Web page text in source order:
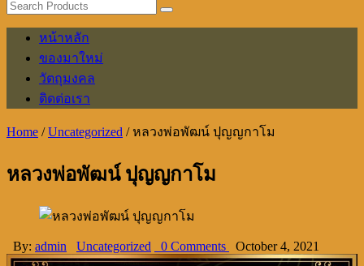
หน้าหลัก
ของมาใหม่
วัตถุมงคล
ติดต่อเรา
Home /Uncategorized /หลวงพ่อพัฒน์ ปุญญกาโม
หลวงพ่อพัฒน์ ปุญญกาโม
By: admin Uncategorized 0 Comments October 4, 2021